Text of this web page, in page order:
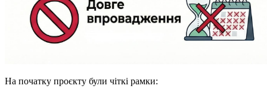
На початку проєкту були чіткі рамки: